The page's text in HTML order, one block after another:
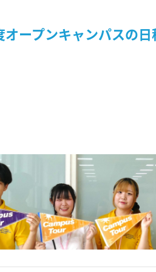
ープンキャンパスの日